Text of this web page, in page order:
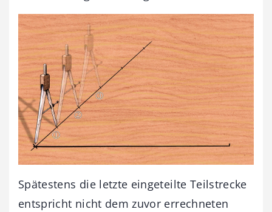
Spätestens die letzte eingeteilte Teilstrecke
entspricht nicht dem zuvor errechneten